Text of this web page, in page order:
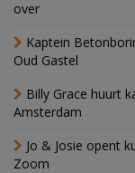
over
Kaptein
Oud Gastel
Billy Grace huurt
Amsterdam
Jo & Josie opent
Zoom